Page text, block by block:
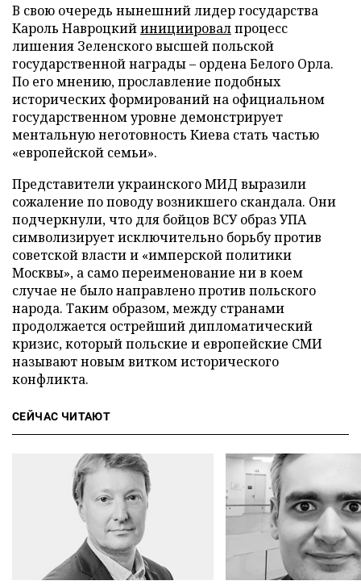
В свою очередь нынешний лидер государства
Кароль Навроцкийинициировалпроцесс
лишения Зеленского высшей польской
государственной награды – ордена Белого Орла.
По его мнению, прославление подобных
исторических формирований на официальном
государственном уровне демонстрирует
ментальную неготовность Киева стать частью
«европейской семьи».
Представители украинского МИД выразили
сожаление по поводу возникшего скандала. Они
подчеркнули, что для бойцов ВСУ образ УПА
символизирует исключительно борьбу против
советской власти и «имперской политики
Москвы», а само переименование ни в коем
случае не было направлено против польского
народа. Таким образом, между странами
продолжается острейший дипломатический
кризис, который польские и европейские СМИ
называют новым витком исторического
конфликта.
СЕЙЧАС ЧИТАЮТ